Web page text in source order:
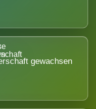
gewachsen